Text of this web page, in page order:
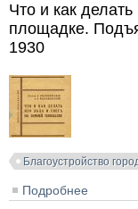
Что и как
площадке.
1930
Благоустройство
Подробнее